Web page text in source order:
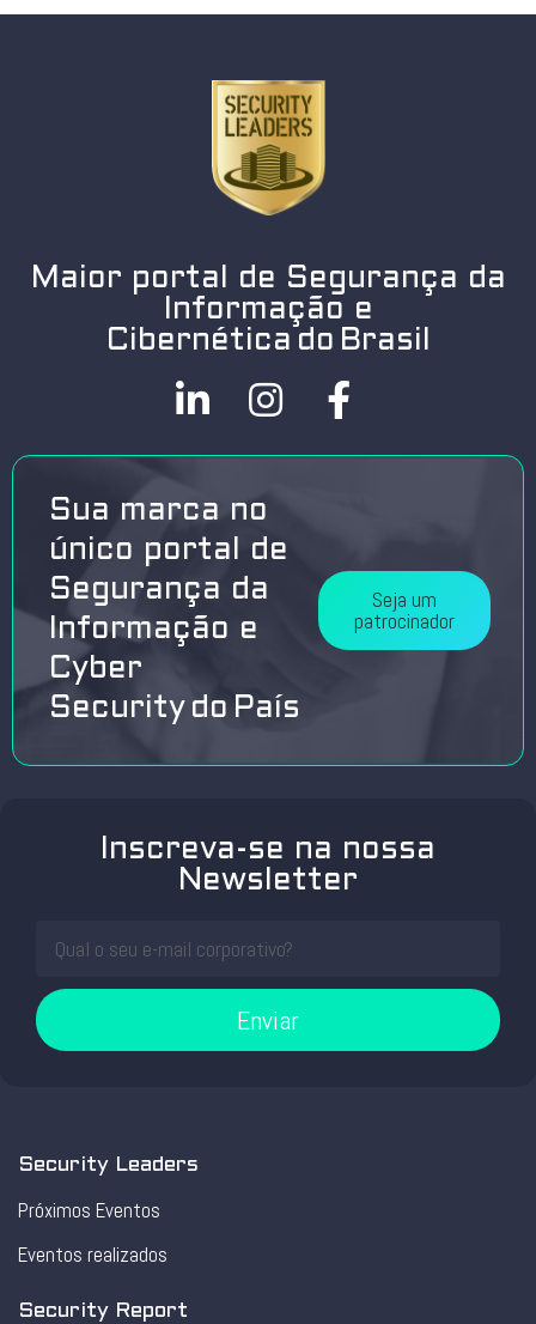
Maior portal de Segurança da
Informação e
Cibernética do Brasil
Sua marca no
único portal de
Segurança da
Informação e
Cyber
Security do País
Seja um
patrocinador
Inscreva-se na nossa
Newsletter
Enviar
Security Leaders
Próximos Eventos
Eventos realizados
Security Report